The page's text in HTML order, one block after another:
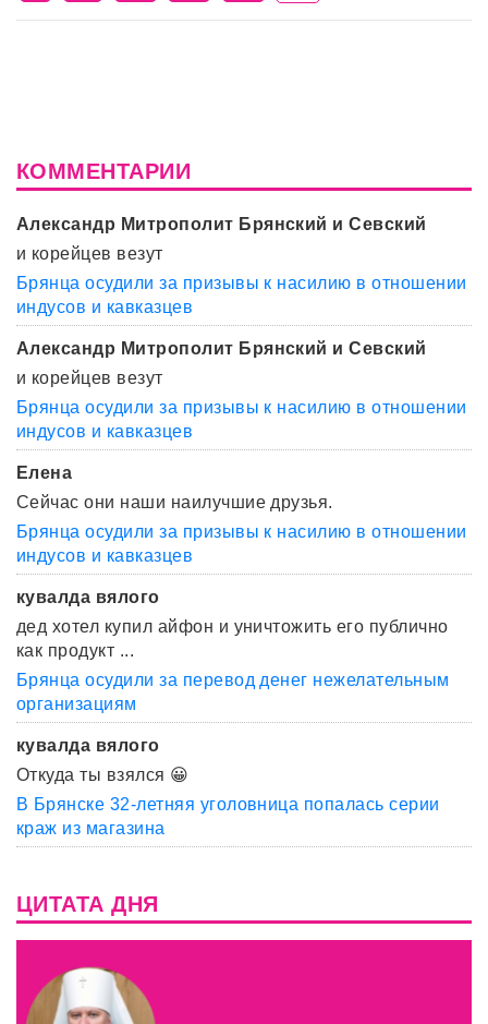
КОММЕНТАРИИ
Александр Митрополит Брянский и Севский
и корейцев везут
Брянца осудили за призывы к насилию в отношении
индусов и кавказцев
Александр Митрополит Брянский и Севский
и корейцев везут
Брянца осудили за призывы к насилию в отношении
индусов и кавказцев
Елена
Сейчас они наши наилучшие друзья.
Брянца осудили за призывы к насилию в отношении
индусов и кавказцев
кувалда вялого
дед хотел купил айфон и уничтожить его публично
как продукт ...
Брянца осудили за перевод денег нежелательным
организациям
кувалда вялого
Откуда ты взялся 😀
В Брянске 32-летняя уголовница попалась серии
краж из магазина
ЦИТАТА ДНЯ